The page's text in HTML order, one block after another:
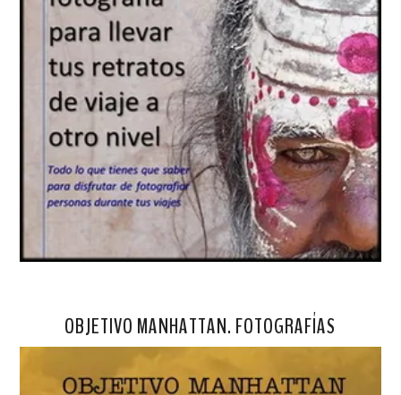
OBJETIVO MANHATTAN. FOTOGRAFÍAS